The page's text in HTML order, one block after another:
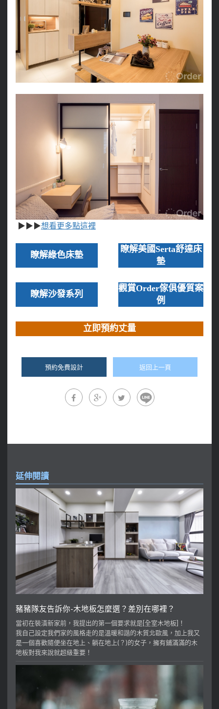
▶▶▶想看更多點這裡
瞭解綠色床墊
瞭解美國Serta舒達床
墊
瞭解沙發系列
觀賞Order傢俱優質案
例
立即預約丈量
預約免費設計 返回上一頁
延伸閱讀
豬豬隊友告訴你-木地板怎麼選？差別在哪裡？
當初在裝潢新家前，我提出的第一個要求就是[全室木地板]！
我自己設定我們家的風格走的是溫暖和諧的木質北歐風，加上我又
是一個喜歡隨便坐在地上、躺在地上(？)的女子，擁有鋪滿滿的木
地板對我來說就超級重要！